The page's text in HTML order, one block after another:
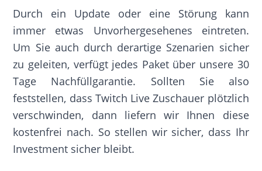
Durch ein Update oder eine Störung kann
immer etwas Unvorhergesehenes eintreten.
Um Sie auch durch derartige Szenarien sicher
zu geleiten, verfügt jedes Paket über unsere 30
Tage Nachfüllgarantie. Sollten Sie also
feststellen, dass Twitch Live Zuschauer plötzlich
verschwinden, dann liefern wir Ihnen diese
kostenfrei nach. So stellen wir sicher, dass Ihr
Investment sicher bleibt.